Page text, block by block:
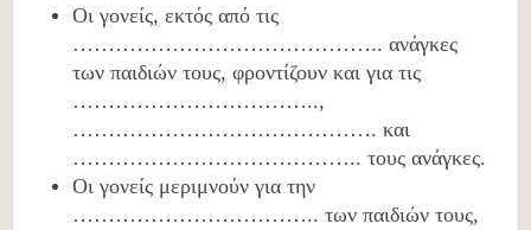
Οι γονείς, εκτός από τις
…………………………………….. ανάγκες
των παιδιών τους, φροντίζουν και για τις
……………………………..,
……………………………………. και
………………………………….. τους ανάγκες.
Οι γονείς μεριμνούν για την
…………………………….. των παιδιών τους,